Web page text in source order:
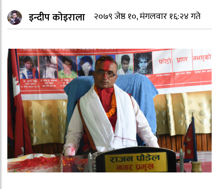
इन्दीप कोइराला २०७९ जेष्ठ १०, मंगलवार १६:२४ गते